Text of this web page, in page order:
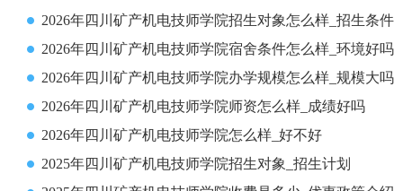
2026年四川矿产机电技师学院招生对象怎么样_招生条件
2026年四川矿产机电技师学院宿舍条件怎么样_环境好吗
2026年四川矿产机电技师学院办学规模怎么样_规模大吗
2026年四川矿产机电技师学院师资怎么样_成绩好吗
2026年四川矿产机电技师学院怎么样_好不好
2025年四川矿产机电技师学院招生对象_招生计划